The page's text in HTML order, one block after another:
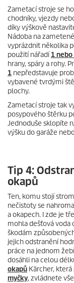
Zametací stroje se
chodníky, vjezdy
díky výškově
Nádoba na
vyprázdnit několika
použití nářadí1
hrany, spáry a rohy.
1 nepředstavuje
vybavené tvrdými
plochy.
Zametací stroje tak
posypového štěrku
Jednoduše sklopíte
výšku do garáže
Tip 4:
okapů
Ten, komu stojí
nečistoty se
a okapech. I zde je
mohla dešťová voda
škodám
jejich odstranění
práce na jednom
dosáhli na celou
okapů Kärcher,
myčky, zvládnete